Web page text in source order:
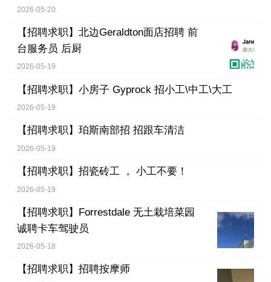
2026-05-20
【招聘求职】 北边Geraldton面店招聘 前
台服务员 后厨
2026-05-19
【招聘求职】 小房子 Gyprock 招小工\中工\大工
2026-05-19
【招聘求职】 珀斯南部招 招跟车清洁
2026-05-19
【招聘求职】 招瓷砖工 ， 小工不要！
2026-05-19
【招聘求职】 Forrestdale 无土栽培菜园
诚聘卡车驾驶员
2026-05-18
【招聘求职】 招聘按摩师